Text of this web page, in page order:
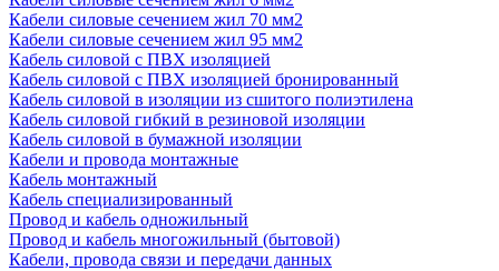
Кабели силовые сечением жил 70 мм2
Кабели силовые сечением жил 95 мм2
Кабель силовой с ПВХ изоляцией
Кабель силовой с ПВХ изоляцией бронированный
Кабель силовой в изоляции из сшитого полиэтилена
Кабель силовой гибкий в резиновой изоляции
Кабель силовой в бумажной изоляции
Кабели и провода монтажные
Кабель монтажный
Кабель специализированный
Провод и кабель одножильный
Провод и кабель многожильный (бытовой)
Кабели, провода связи и передачи данных